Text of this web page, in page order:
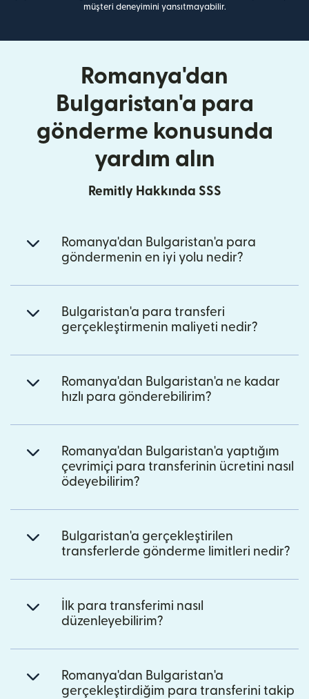
müşteri deneyimini yansıtmayabilir.
Romanya'dan
Bulgaristan'a para
gönderme konusunda
yardım alın
Remitly Hakkında SSS
Romanya'dan Bulgaristan'a para
göndermenin en iyi yolu nedir?
Bulgaristan'a para transferi
gerçekleştirmenin maliyeti nedir?
Romanya'dan Bulgaristan'a ne kadar
hızlı para gönderebilirim?
Romanya'dan Bulgaristan'a yaptığım
çevrimiçi para transferinin ücretini nasıl
ödeyebilirim?
Bulgaristan'a gerçekleştirilen
transferlerde gönderme limitleri nedir?
İlk para transferimi nasıl
düzenleyebilirim?
Romanya'dan Bulgaristan'a
gerçekleştirdiğim para transferini takip